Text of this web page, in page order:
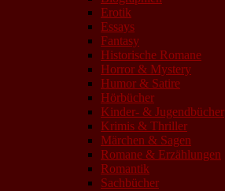
Erotik
Essays
Fantasy
Historische Romane
Horror & Mystery
Humor & Satire
Hörbücher
Kinder- & Jugendbücher
Krimis & Thriller
Märchen & Sagen
Romane & Erzählungen
Romantik
Sachbücher